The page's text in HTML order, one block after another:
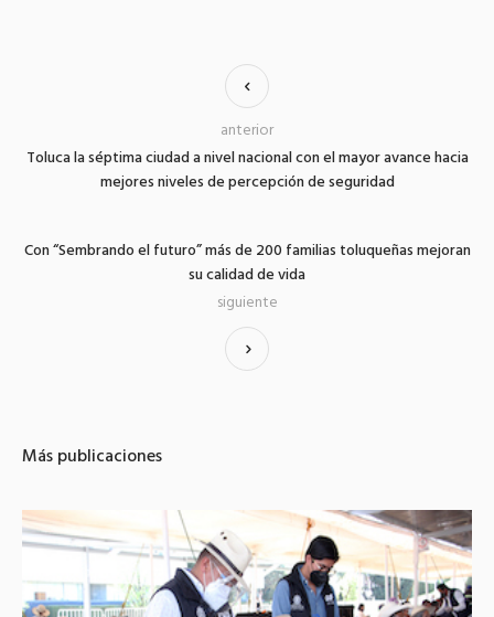
Toluca la séptima ciudad a nivel nacional con el mayor avance hacia
mejores niveles de percepción de seguridad
anterior
Con “Sembrando el futuro” más de 200 familias toluqueñas mejoran
su calidad de vida
siguiente
Más publicaciones